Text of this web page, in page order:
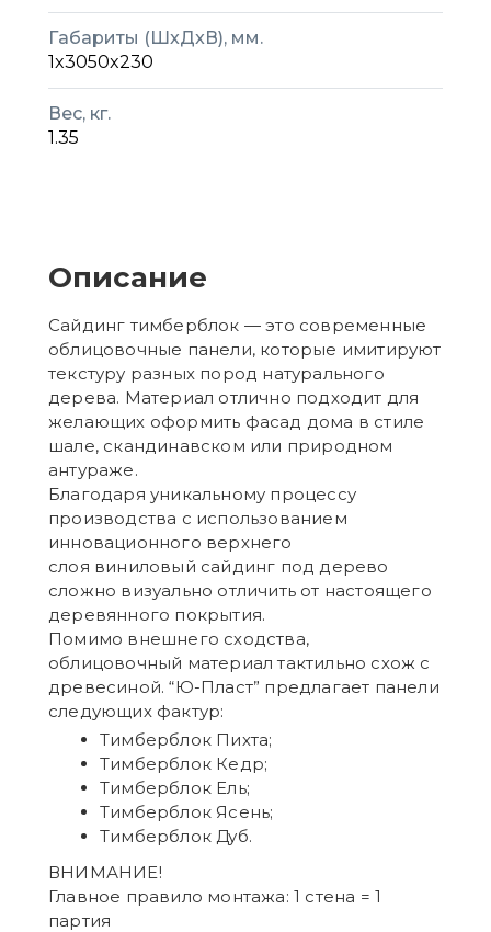
Габариты (ШxДxВ), мм.
1x3050x230
Вес, кг.
1.35
Описание
Сайдинг тимберблок — это современные
облицовочные панели, которые имитируют
текстуру разных пород натурального
дерева. Материал отлично подходит для
желающих оформить фасад дома в стиле
шале, скандинавском или природном
антураже.
Благодаря уникальному процессу
производства с использованием
инновационного верхнего
слоя виниловый сайдинг под дерево
сложно визуально отличить от настоящего
деревянного покрытия.
Помимо внешнего сходства,
облицовочный материал тактильно схож с
древесиной. “Ю-Пласт” предлагает панели
следующих фактур:
Тимберблок Пихта;
Тимберблок Кедр;
Тимберблок Ель;
Тимберблок Ясень;
Тимберблок Дуб.
ВНИМАНИЕ!
Главное правило монтажа: 1 стена = 1
партия